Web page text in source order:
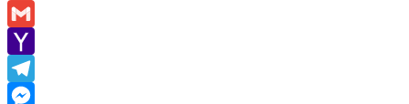
Gmail
Yahoo
Mail
Telegram